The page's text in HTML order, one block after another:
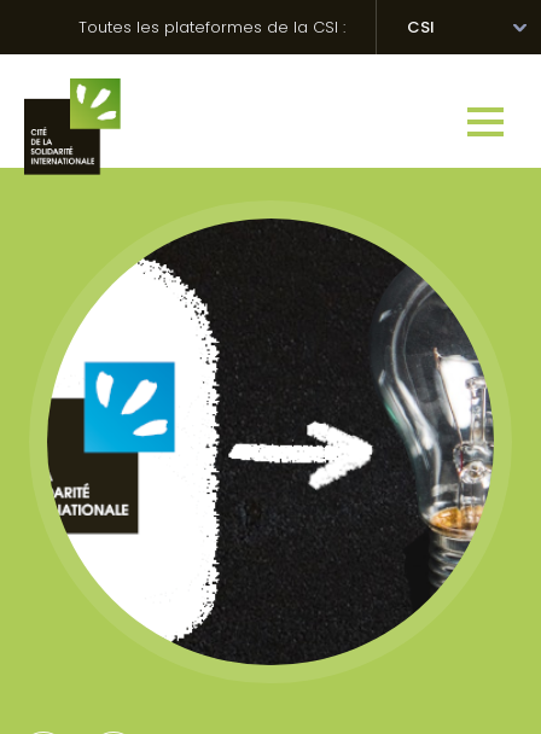
Toutes les plateformes de la CSI : CSI